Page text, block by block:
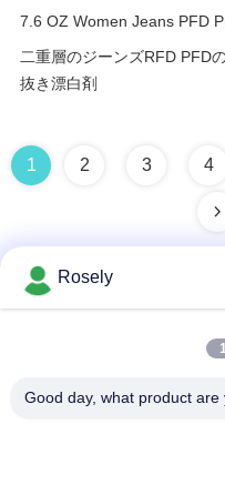
7.6 OZ Women Jeans PFD
二重層のジーンズRFD PFD
抜き漂白剤
1 2 3 4
クイックコンタクト
アドレス
Rosely
Good day, what product